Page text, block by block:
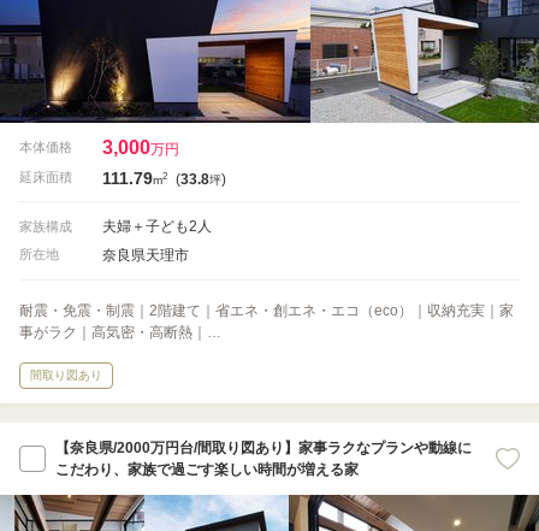
本体価格 3,000万円
延床面積 111.79m2 (33.8坪)
家族構成 夫婦＋子ども2人
所在地 奈良県天理市
耐震・免震・制震｜2階建て｜省エネ・創エネ・エコ（eco）｜収納充実｜家
事がラク｜高気密・高断熱｜…
間取り図あり
【奈良県/2000万円台/間取り図あり】家事ラクなプランや動線に
こだわり、家族で過ごす楽しい時間が増える家